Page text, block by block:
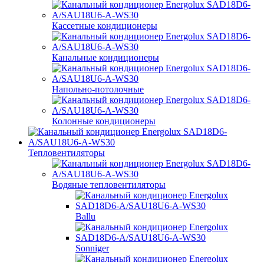
Кассетные кондиционеры
Канальные кондиционеры
Напольно-потолочные
Колонные кондиционеры
Тепловентиляторы
Водяные тепловентиляторы
Ballu
Sonniger